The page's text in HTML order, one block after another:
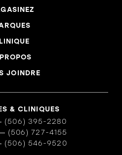
JOINDRE
& CLINIQUES
(506) 395-2280
(506) 727-4155
(506) 546-9520